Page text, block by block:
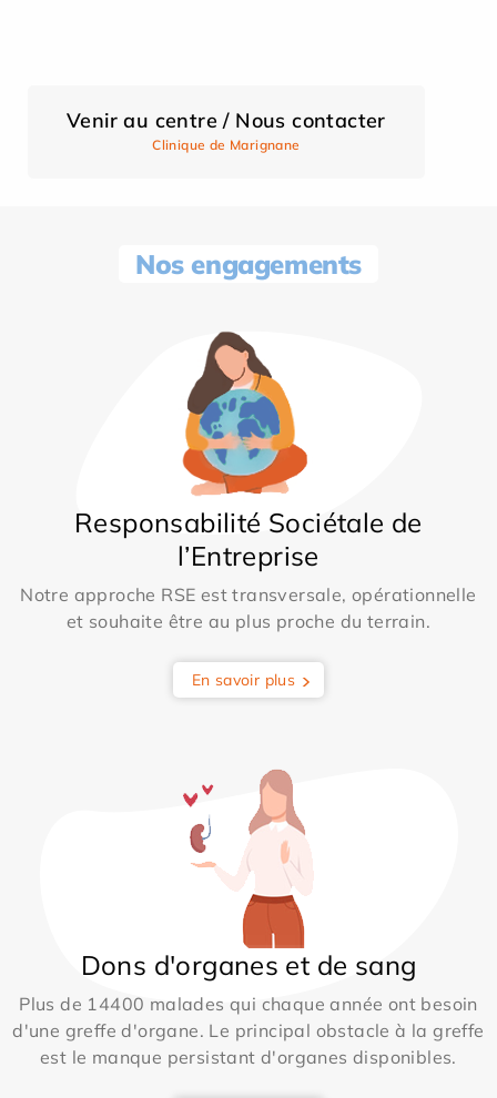
Venir au centre / Nous contacter
Clinique de Marignane
Nos engagements
Responsabilité Sociétale de
l’Entreprise
Notre approche RSE est transversale, opérationnelle
et souhaite être au plus proche du terrain.
En savoir plus
Dons d'organes et de sang
Plus de 14400 malades qui chaque année ont besoin
d'une greffe d'organe. Le principal obstacle à la greffe
est le manque persistant d'organes disponibles.